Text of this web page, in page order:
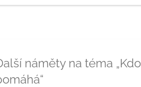
náměty na téma